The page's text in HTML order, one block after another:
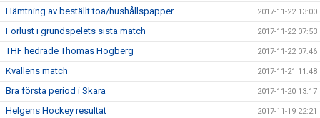
Hämtning av beställt toa/hushållspapper 2017-11-22 13:00
Förlust i grundspelets sista match 2017-11-22 07:53
THF hedrade Thomas Högberg 2017-11-22 07:46
Kvällens match 2017-11-21 11:48
Bra första period i Skara 2017-11-20 13:17
Helgens Hockey resultat 2017-11-19 22:21